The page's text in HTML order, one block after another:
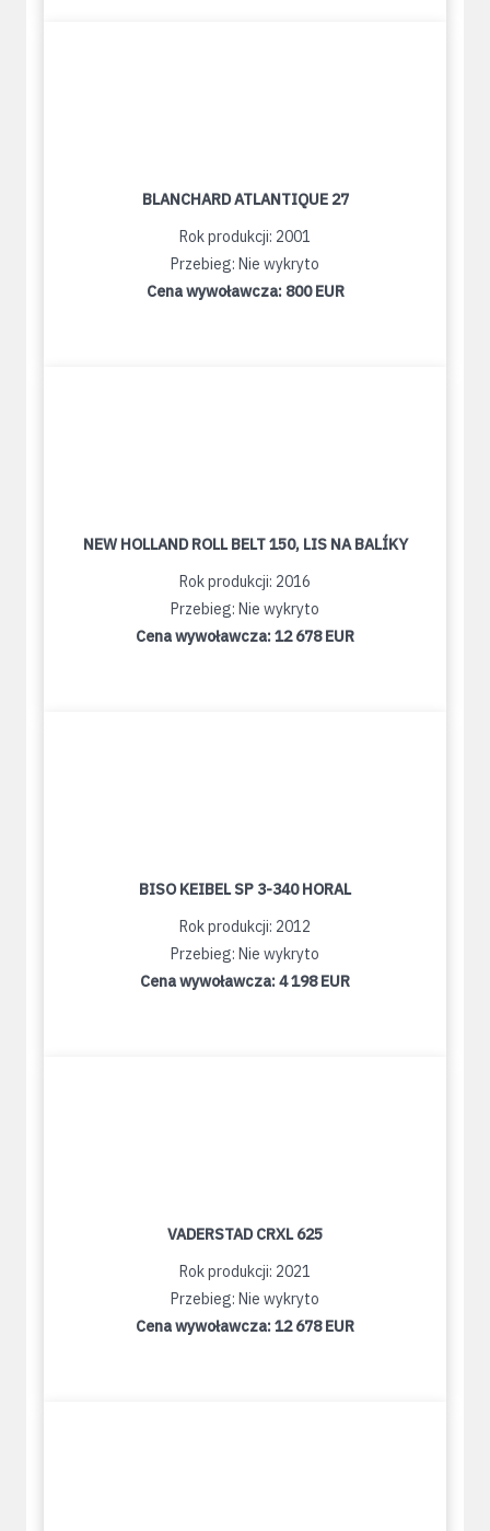
BLANCHARD ATLANTIQUE 27
Rok produkcji: 2001
Przebieg: Nie wykryto
Cena wywoławcza: 800 EUR
NEW HOLLAND ROLL BELT 150, LIS NA BALÍKY
Rok produkcji: 2016
Przebieg: Nie wykryto
Cena wywoławcza:12 678 EUR
BISO KEIBEL SP 3-340 HORAL
Rok produkcji: 2012
Przebieg: Nie wykryto
Cena wywoławcza:4 198 EUR
VADERSTAD CRXL 625
Rok produkcji: 2021
Przebieg: Nie wykryto
Cena wywoławcza:12 678 EUR